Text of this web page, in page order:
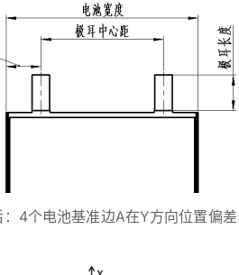
4个电池基准边A在Y方向位置偏